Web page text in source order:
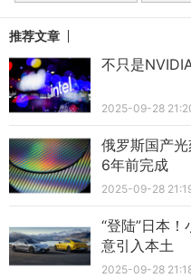
推荐文章
不只是
2025-09-28
俄罗斯国产
6年前完成
2025-09-28
“登陆”日本
意引入本土
2025-09-28